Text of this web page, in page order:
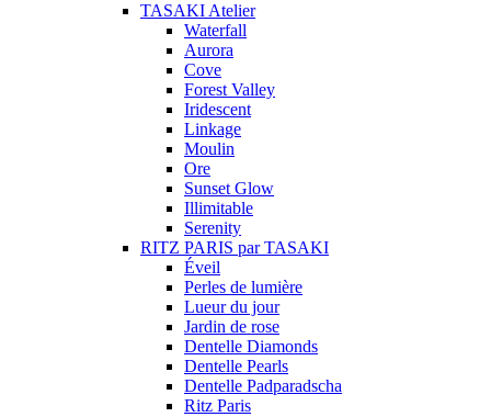
TASAKI Atelier
Waterfall
Aurora
Cove
Forest Valley
Iridescent
Linkage
Moulin
Ore
Sunset Glow
Illimitable
Serenity
RITZ PARIS par TASAKI
Éveil
Perles de lumière
Lueur du jour
Jardin de rose
Dentelle Diamonds
Dentelle Pearls
Dentelle Padparadscha
Ritz Paris